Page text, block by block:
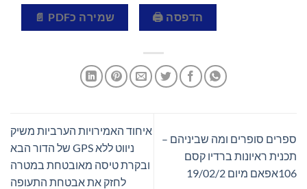
הדפסה 🖨 שמירה כPDF 📄
ספרים סופרים ומה שביניהם –
תכנית ראיונות ברדיו קסם
106אפאם מיום 19/02/2
איחוד האמירויות הערביות משיק
ניווט ללא GPS של הדור הבא
ובקרת טיסה מאובטחת במטרה
לחזק את אבטחת התעופה